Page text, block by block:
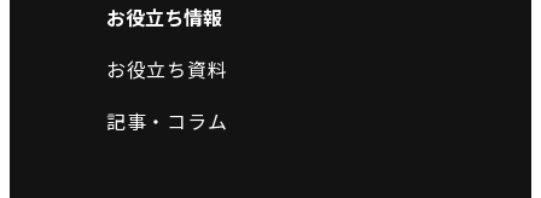
お役立ち情報
お役立ち資料
記事・コラム